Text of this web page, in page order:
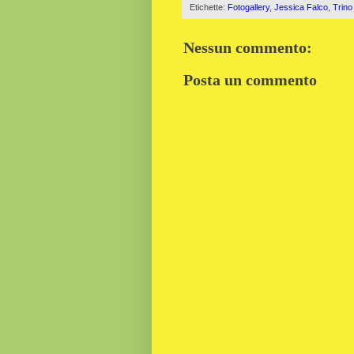
Etichette: Fotogallery, Jessica Falco Trino
Nessun commento:
Posta un commento